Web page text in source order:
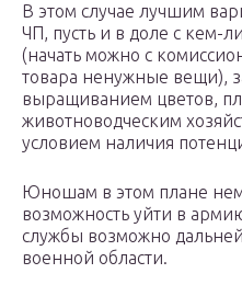
В этом случае лучшим
ЧП, пусть и в доле с кем-
(начать можно с
товара ненужные вещи),
выращиванием цветов,
животноводческим
условием наличия
Юношам в этом плане
возможность уйти в
службы возможно
военной области.